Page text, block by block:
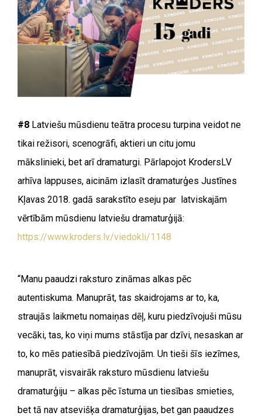
#8 Latviešu mūsdienu teātra procesu turpina veidot ne
tikai režisori, scenogrāfi, aktieri un citu jomu
mākslinieki, bet arī dramaturgi. Pārlapojot KrodersLV
arhīva lappuses, aicinām izlasīt dramaturģes Justīnes
Kļavas 2018. gadā sarakstīto eseju par latviskajām
vērtībām mūsdienu latviešu dramaturģijā:
https://www.kroders.lv/viedokli/1148
“Manu paaudzi raksturo zināmas alkas pēc
autentiskuma. Manuprāt, tas skaidrojams ar to, ka,
straujās laikmetu nomaiņas dēļ, kuru piedzīvojuši mūsu
vecāki, tas, ko viņi mums stāstīja par dzīvi, nesaskan ar
to, ko mēs patiesībā piedzīvojām. Un tieši šīs iezīmes,
manuprāt, visvairāk raksturo mūsdienu latviešu
dramaturģiju – alkas pēc īstuma un tiesības smieties,
bet tā nav atsevišķa dramaturģijas, bet gan paaudzes